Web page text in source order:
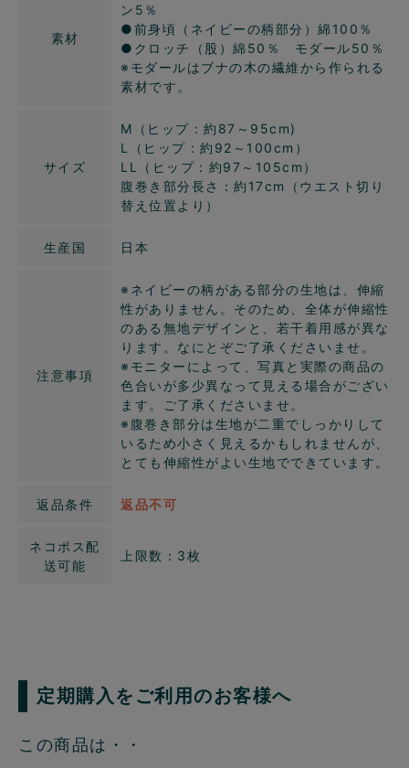
素材
ン5％
●前身頃（ネイビーの柄部分）綿100％
●クロッチ（股）綿50％ モダール50％
※モダールはブナの木の繊維から作られる
素材です。
サイズ
M（ヒップ：約87～95cm)
L（ヒップ：約92～100cm）
LL（ヒップ：約97～105cm）
腹巻き部分長さ：約17cm（ウエスト切り
替え位置より）
生産国 日本
注意事項
※ネイビーの柄がある部分の生地は、伸縮
性がありません。そのため、全体が伸縮性
のある無地デザインと、若干着用感が異な
ります。なにとぞご了承くださいませ。
※モニターによって、写真と実際の商品の
色合いが多少異なって見える場合がござい
ます。ご了承くださいませ。
※腹巻き部分は生地が二重でしっかりして
いるため小さく見えるかもしれませんが、
とても伸縮性がよい生地でできています。
返品条件 返品不可
ネコポス配
送可能
上限数：3枚
定期購入をご利用のお客様へ
この商品は・・